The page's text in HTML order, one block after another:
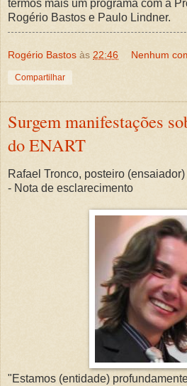
termos mais um programa com a
Rogério Bastos e Paulo Lindner.
Rogério Bastos às 22:46 Nenhum
Compartilhar
Surgem manifestações
do ENART
Rafael Tronco, posteiro
- Nota de esclarecimento
"Estamos (entidade)